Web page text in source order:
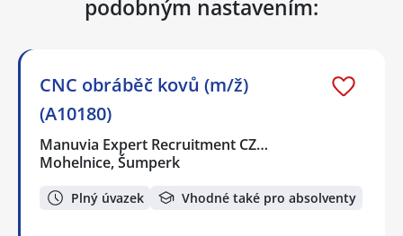
podobným nastavením:
CNC obráběč kovů (m/ž)
(A10180)
Manuvia Expert Recruitment CZ…
Mohelnice, Šumperk
Plný úvazek Vhodné také pro absolventy